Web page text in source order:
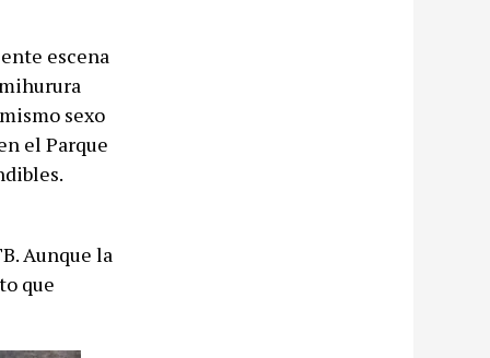
escena
sexo
el Parque
Aunque la
que